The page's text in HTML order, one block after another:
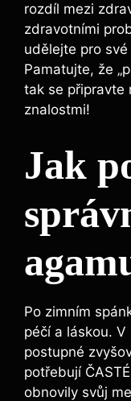
rozdíl mezi
zdravotními
udělejte pro
Pamatujte, že
tak se připravte
znalostmi!
Jak
Po zimním
péčí a láskou.
postupné
potřebují
obnovily svůj